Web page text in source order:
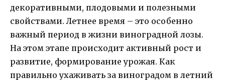
декоративными, плодовыми и полезными
свойствами. Летнее время – это особенно
важный период в жизни виноградной лозы.
На этом этапе происходит активный рост и
развитие, формирование урожая. Как
правильно ухаживать за виноградом в летний